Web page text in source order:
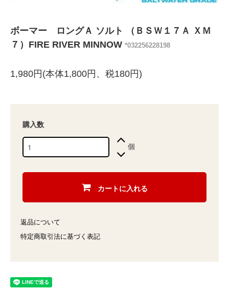
ボーマー ロングＡ ソルト （ＢＳＷ１７Ａ ＸＭ
７）FIRE RIVER MINNOW *032256228198
1,980円(本体1,800円、税180円)
購入数
個
カートに入れる
返品について
特定商取引法に基づく表記